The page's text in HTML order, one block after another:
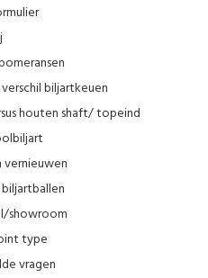
biljartkeuen
houten shaft/ topeind
vernieuwen
showroom
type
vragen